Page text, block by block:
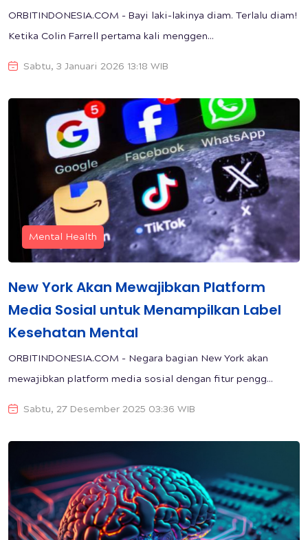
ORBITINDONESIA.COM - Bayi laki-lakinya diam. Terlalu diam!
Ketika Colin Farrell pertama kali menggen...
Sabtu, 3 Januari 2026 13:18 WIB
Mental Health
New York Akan Mewajibkan Platform
Media Sosial untuk Menampilkan Label
Kesehatan Mental
ORBITINDONESIA.COM - Negara bagian New York akan
mewajibkan platform media sosial dengan fitur pengg...
Sabtu, 27 Desember 2025 03:36 WIB